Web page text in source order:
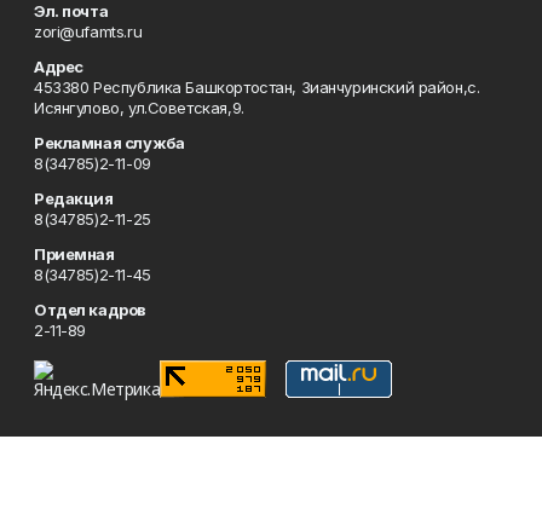
Эл. почта
zori@ufamts.ru
Адрес
453380 Республика Башкортостан, Зианчуринский район,с.
Исянгулово, ул.Советская,9.
Рекламная служба
8(34785)2-11-09
Редакция
8(34785)2-11-25
Приемная
8(34785)2-11-45
Отдел кадров
2-11-89